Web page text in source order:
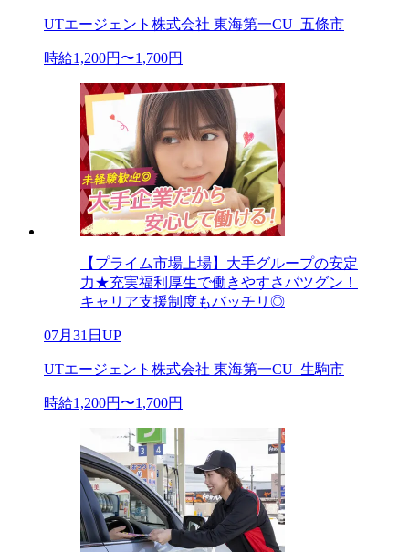
UTエージェント株式会社 東海第一CU_五條市
時給1,200円〜1,700円
【プライム市場上場】大手グループの安定
力★充実福利厚生で働きやすさバツグン！
キャリア支援制度もバッチリ◎
07月31日UP
UTエージェント株式会社 東海第一CU_生駒市
時給1,200円〜1,700円